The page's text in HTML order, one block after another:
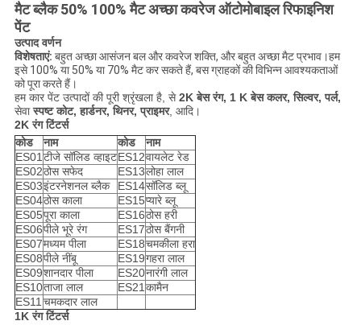
मैट ब्लैक 50% 100% मैट अच्छा कवरेज ऑटोमोबाइल रिफाइनिश
पेंट
उत्पाद वर्णन
विशेषताएं: बहुत अच्छा आसंजन बल और कवरेज शक्ति, और बहुत अच्छा मैट प्रभाव।हम
इसे 100% या 50% या 70% मैट कर सकते हैं, बस ग्राहकों की विभिन्न आवश्यकताओं
को पूरा करते हैं।
हम कार पेंट उत्पादों की पूरी श्रृंखला है, से2K बेस रंग, 1 K बेस कलर, सिल्वर, पर्ल,
सेवास्पष्ट कोट, हार्डनर, थिनर, प्राइमर, आदि।
2K रंग टिंटर्स
कोड
नाम कोड
नाम
ES01टीजे सॉलिड व्हाइटES12वायलेट रेड
ES02ठोस सफेद ES13लोहा लाल
ES03इंटरनेशनल ब्लैक ES14सॉलिड ब्लू
ES04ठोस काला ES15प्यारे ब्लू
ES05पूरा काला ES16ठोस हरी
ES06पीले भूरे रंग ES17ठोस बैंगनी
ES07मध्यम पीला ES18चमकीला हरा
ES08पीले नींबू ES19गहरा लाल
ES09शानदार पीला ES20नारंगी लाल
ES10ताजा लाल ES21कामैन
ES11चमकदार लाल
1K रंग टिंटर्स